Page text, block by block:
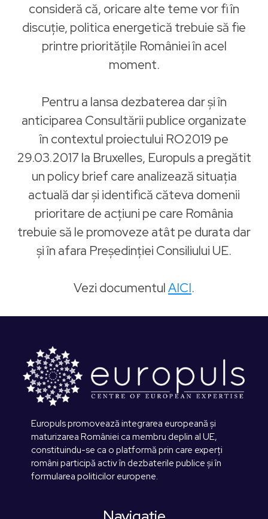
consideră că, oricare alte teme vor fi în
discuție, politica energetică trebuie să fie
printre prioritățile României în acel
moment.
Pentru a lansa dezbaterea dar și în
anticiparea Consultării publice organizate
în contextul proiectului RO2019 pe
29.03.2017 la Bruxelles, Europuls a pregătit
un policy brief care analizează situația
actuală dar și identifică căteva domenii
prioritare de acțiuni pe care România
trebuie să le promoveze atât pe durata dar
și în afara Președinției Consiliului UE.
Vezi documentulAICI.
Europuls promovează integrarea europeană și
maturizarea României ca membru deplin al UE,
constituindu-se ca o platformă prin care experți
români participă activ în dezbaterile publice și în
formularea politicilor europene.